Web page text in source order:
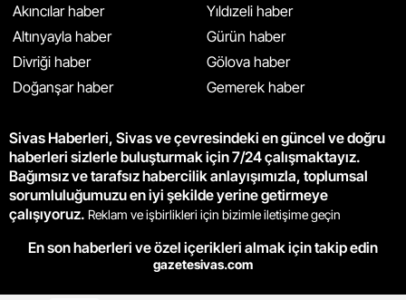
Akıncılar haber
Altınyayla haber
Divriği haber
Doğanşar haber
Yıldızeli haber
Gürün haber
Gölova haber
Gemerek haber
Sivas Haberleri, Sivas ve çevresindeki en güncel ve doğru
haberleri sizlerle buluşturmak için 7/24 çalışmaktayız.
Bağımsız ve tarafsız habercilik anlayışımızla, toplumsal
sorumluluğumuzu en iyi şekilde yerine getirmeye
çalışıyoruz. Reklam ve işbirlikleri için bizimle iletişime geçin
En son haberleri ve özel içerikleri almak için takip edin
gazetesivas.com